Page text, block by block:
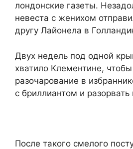
лондонские газеты.
невеста с женихом
другу Лайонела в
Двух недель под одной
хватило Клементине,
разочарование в
с бриллиантом и разорвать
После такого смелого